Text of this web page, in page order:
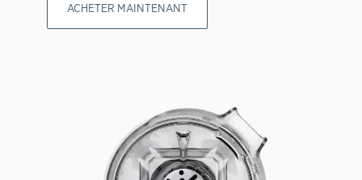
ACHETER MAINTENANT